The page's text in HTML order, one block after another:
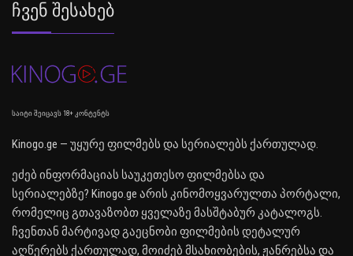
Ჩვენ Შესახებ
საიტი შეიცავს 18+ კონტენტს
Kinogo.ge — უყურე ფილმებს და სერიალებს ქართულად.
ეძებ ინფორმაციას საუკეთესო ფილმებსა და
სერიალებზე? Kinogo.ge არის კინომოყვარულთა პორტალი,
რომელიც გთავაზობთ ყველაზე მასშტაბურ კატალოგს.
ჩვენთან მარტივად გაეცნობი ფილმების დეტალურ
აღწერებს ქართულად, მოიძებ მსახიობების, ჟანრებსა და